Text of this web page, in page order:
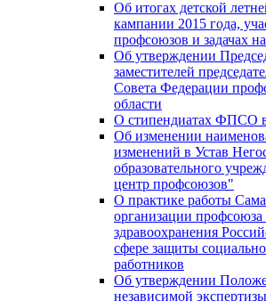
Об итогах детской
кампании 2015 года,
профсоюзов и задачах
Об утверждении
заместителей
Совета Федерации
области
О стипендиатах ФПСО
Об изменении
изменений в Устав
образовательного
центр профсоюзов"
О практике работы
организации профсоюза
здравоохранения
сфере защиты
работников
Об утверждении
независимой